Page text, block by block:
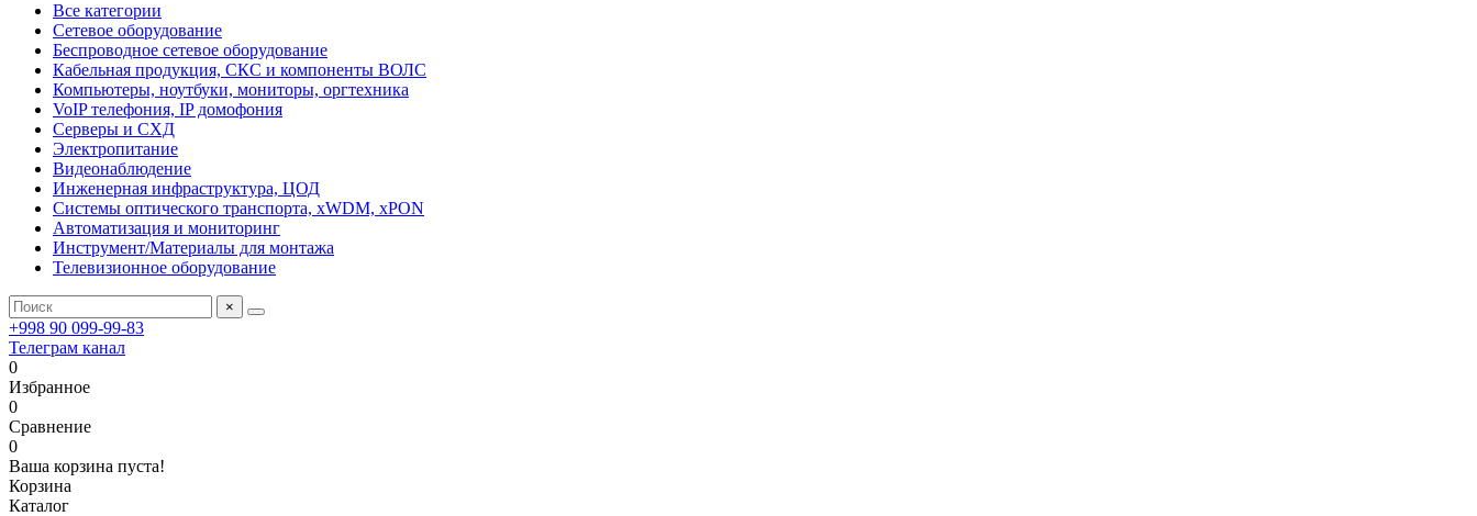
Все категории
Сетевое оборудование
Беспроводное сетевое оборудование
Кабельная продукция, СКС и компоненты ВОЛС
Компьютеры, ноутбуки, мониторы, оргтехника
VoIP телефония, IP домофония
Серверы и СХД
Электропитание
Видеонаблюдение
Инженерная инфраструктура, ЦОД
Системы оптического транспорта, xWDM, xPON
Автоматизация и мониторинг
Инструмент/Материалы для монтажа
Телевизионное оборудование
×
+998 90 099-99-83
Телеграм канал
0
Избранное
0
Сравнение
0
Ваша корзина пуста!
Корзина
Каталог